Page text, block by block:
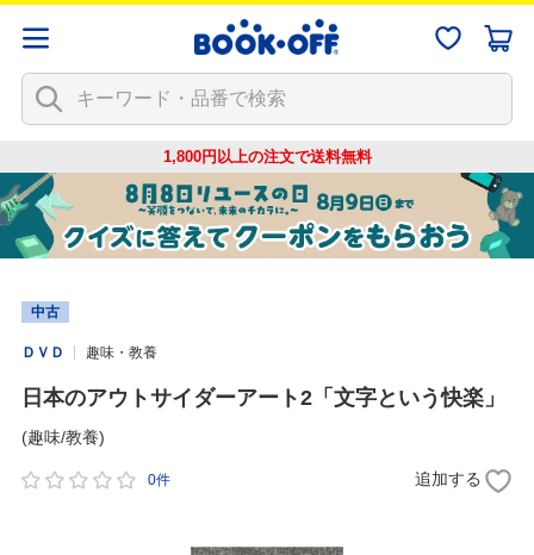
1,800円以上の注文で送料無料
中古
ＤＶＤ 趣味・教養
日本のアウトサイダーアート2「文字という快楽」
(趣味/教養)
0件 追加する